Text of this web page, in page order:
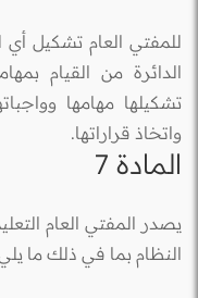
للمفتي العام تشكيل أي
الدائرة من القيام
تشكيلها مهامها
واتخاذ قراراتها.
المادة 7
يصدر المفتي العام
النظام بما في ذلك ما